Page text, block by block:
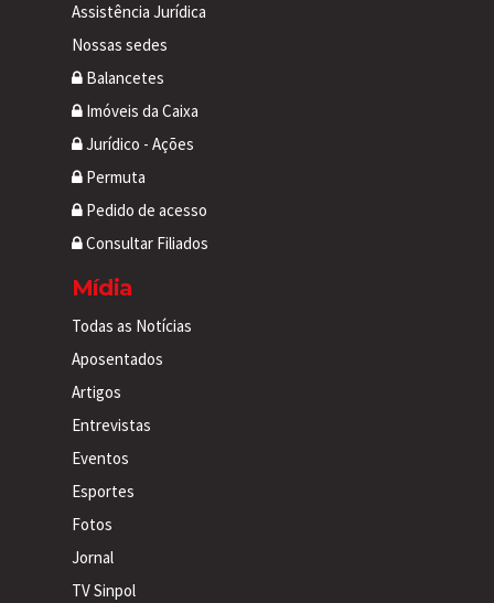
Assistência Jurídica
Nossas sedes
Balancetes
Imóveis da Caixa
Jurídico - Ações
Permuta
Pedido de acesso
Consultar Filiados
Mídia
Todas as Notícias
Aposentados
Artigos
Entrevistas
Eventos
Esportes
Fotos
Jornal
TV Sinpol